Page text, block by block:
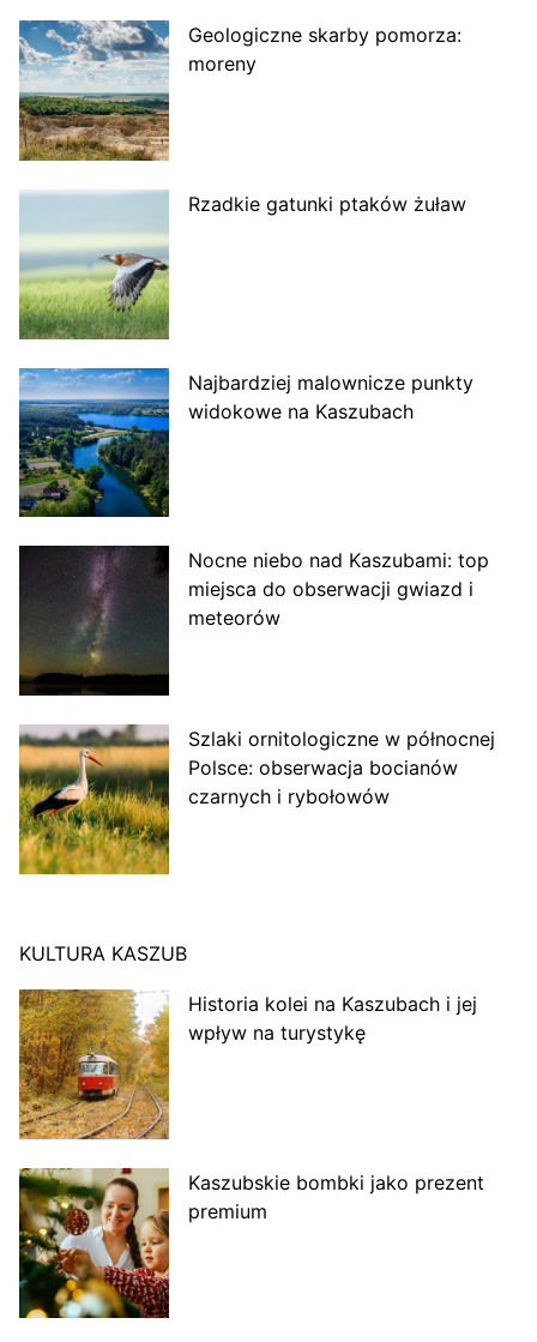
Geologiczne skarby pomorza:
moreny
Rzadkie gatunki ptaków żuław
Najbardziej malownicze punkty
widokowe na Kaszubach
Nocne niebo nad Kaszubami: top
miejsca do obserwacji gwiazd i
meteorów
Szlaki ornitologiczne w północnej
Polsce: obserwacja bocianów
czarnych i rybołowów
KULTURA KASZUB
Historia kolei na Kaszubach i jej
wpływ na turystykę
Kaszubskie bombki jako prezent
premium